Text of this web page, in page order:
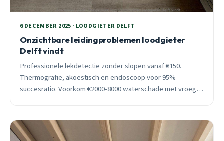
6 DECEMBER 2025 · LOODGIETER DELFT
Onzichtbare leidingproblemen loodgieter
Delft vindt
Professionele lekdetectie zonder slopen vanaf €150.
Thermografie, akoestisch en endoscoop voor 95%
succesratio. Voorkom €2000-8000 waterschade met vroege